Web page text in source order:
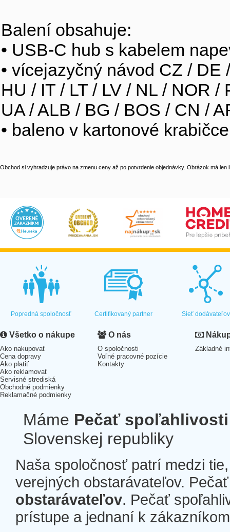
Balení obsahuje:
• USB-C hub s kabelem
• vícejazyčný návod CZ /
HU / IT / LT / LV / NL / NOR
UA / ALB / BG / BOS / CN /
• baleno v kartonové
Obchod si vyhradzuje právo na zmenu ceny až po potvrdenie objednávky. Obrázok má len
Popredná spoločnosť Certifikovaný partner Sieť dodávateľov
Všetko o nákupe
Ako nakupovať
Cena dopravy
Ako platiť
Ako reklamovať
Servisné strediská
Obchodné podmienky
Reklamačné podmienky
O nás
O spoločnosti
Voľné pracovné pozície
Kontakty
Základné
Máme Pečať spoľahlivosti
Slovenskej republiky
Naša spoločnosť patrí medzi
verejných obstarávateľov.
obstarávateľov. Pečať
prístupe a jednaní k